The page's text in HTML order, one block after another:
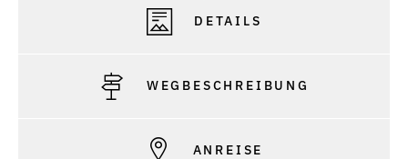
DETAILS
WEGBESCHREIBUNG
ANREISE